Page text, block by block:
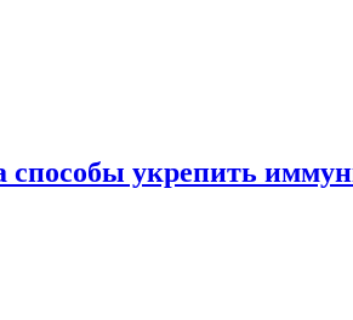
способы укрепить